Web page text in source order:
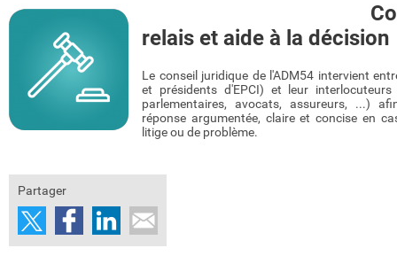
relais et aide à la décision
Le conseil juridique de l'ADM54 intervient
et présidents d'EPCI) et leur interlocuteurs
parlementaires, avocats, assureurs, ...)
réponse argumentée, claire et concise en
litige ou de problème.
Partager